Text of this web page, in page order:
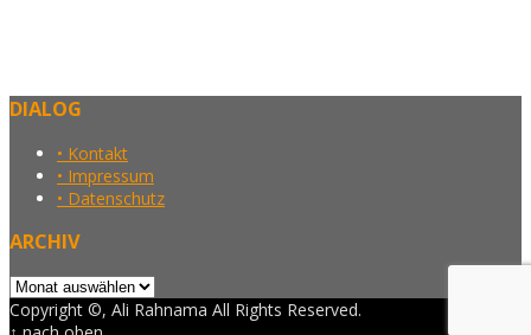
DIALOG
• Kontakt
• Impressum
• Datenschutz
ARCHIV
Archiv
Copyright ©, Ali Rahnama All Rights Reserved.